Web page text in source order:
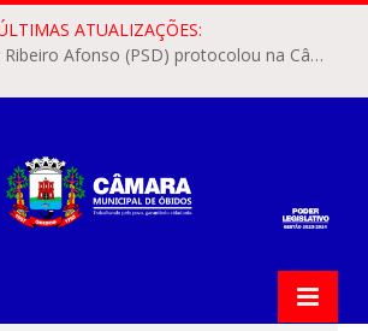
ATUALIZAÇÕES:
O vereador Rylder Ribeiro Afonso (PSD) protocolou na Câmara Municipal de Óbidos o Requerimento nº 346/2026.